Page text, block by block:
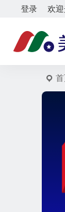
欢迎
登录